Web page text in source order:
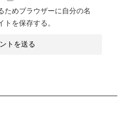
ためブラウザーに自分の名
を保存する。